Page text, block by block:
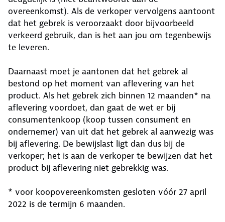
overeenkomst). Als de verkoper vervolgens aantoont
dat het gebrek is veroorzaakt door bijvoorbeeld
verkeerd gebruik, dan is het aan jou om tegenbewijs
te leveren.
Daarnaast moet je aantonen dat het gebrek al
bestond op het moment van aflevering van het
product. Als het gebrek zich binnen 12 maanden* na
aflevering voordoet, dan gaat de wet er bij
consumentenkoop (koop tussen consument en
ondernemer) van uit dat het gebrek al aanwezig was
bij aflevering. De bewijslast ligt dan dus bij de
verkoper; het is aan de verkoper te bewijzen dat het
product bij aflevering niet gebrekkig was.
* voor koopovereenkomsten gesloten vóór 27 april
2022 is de termijn 6 maanden.